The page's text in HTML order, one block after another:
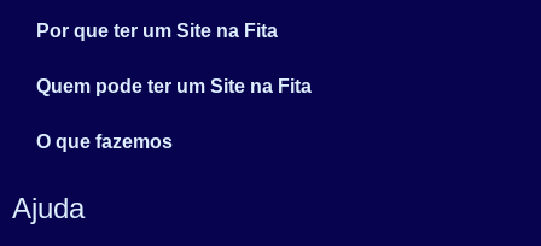
Por que ter um Site na Fita
Quem pode ter um Site na Fita
O que fazemos
Ajuda